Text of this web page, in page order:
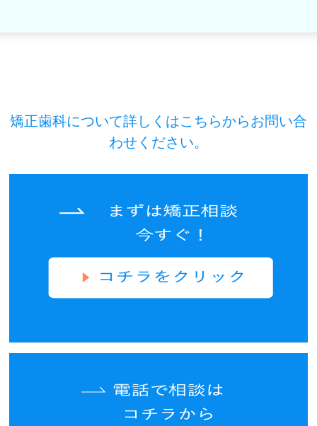
矯正歯科について詳しくはこちらからお問い合
わせください。